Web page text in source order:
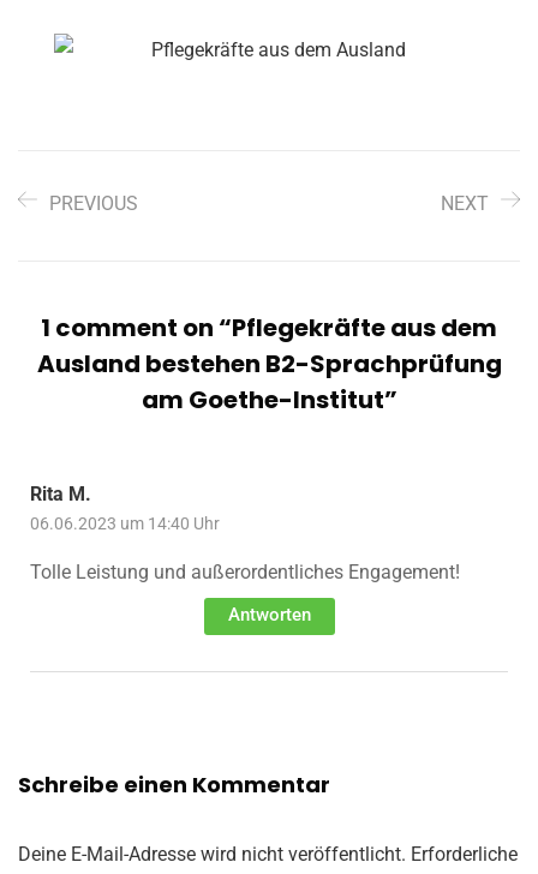
PREVIOUS NEXT
1 comment on “Pflegekräfte aus dem
Ausland bestehen B2-Sprachprüfung
am Goethe-Institut”
Rita M.
06.06.2023 um 14:40 Uhr
Tolle Leistung und außerordentliches Engagement!
Antworten
Schreibe einen Kommentar
Deine E-Mail-Adresse wird nicht veröffentlicht. Erforderliche